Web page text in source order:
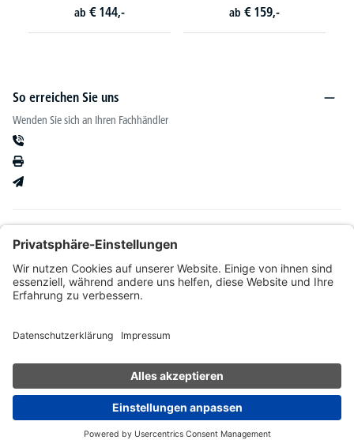
ab € 144,- ab € 159,-
So erreichen Sie uns
Wenden Sie sich an Ihren Fachhändler
Kataloge & mehr
Betriebseinrichtung. Wir behalten uns nach Bonitätsprüfung sowie bei Neukunden die
Wahl der Zahlungsabwicklung vor. Natürlich setzen wir uns mit Ihnen in Verbindung,
* Alle Preise exkl. gesetzl. Mehrwertsteuer zzgl.Versandkostenund ggf.
Nachnahmegebühren, wenn nicht anders angegeben.